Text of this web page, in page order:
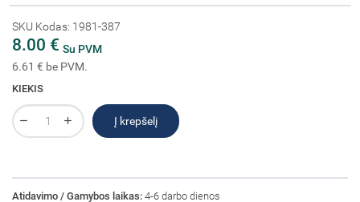
SKU Kodas: 1981-387
8.00 € Su PVM
6.61 € be PVM.
KIEKIS
Į krepšelį
Atidavimo / Gamybos laikas: 4-6 darbo dienos